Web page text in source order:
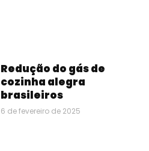
Redução do gás de
cozinha alegra
brasileiros
6 de fevereiro de 2025